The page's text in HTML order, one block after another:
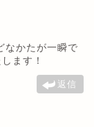
なかたが一瞬で
ます！
返信